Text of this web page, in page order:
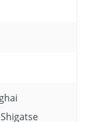
Shigatse